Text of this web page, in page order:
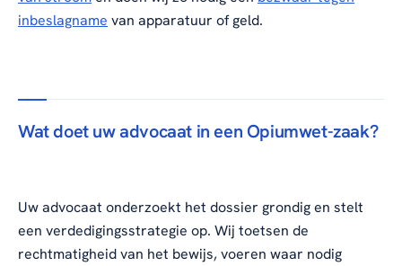
inbeslagname van apparatuur of geld.
Wat doet uw advocaat in een Opiumwet-zaak?
Uw advocaat onderzoekt het dossier grondig en stelt
een verdedigingsstrategie op. Wij toetsen de
rechtmatigheid van het bewijs, voeren waar nodig